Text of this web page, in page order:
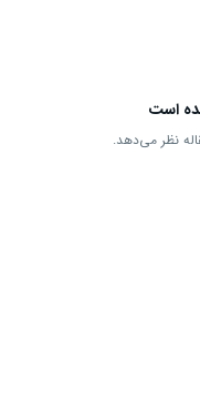
است
نظر می‌دهد.